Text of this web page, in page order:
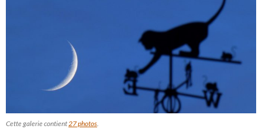
Cette galerie contient27 photos.